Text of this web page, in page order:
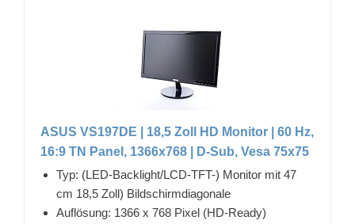
ASUS VS197DE | 18,5 Zoll HD Monitor | 60 Hz,
16:9 TN Panel, 1366x768 | D-Sub, Vesa 75x75
Typ: (LED-Backlight/LCD-TFT-) Monitor mit 47
cm 18,5 Zoll) Bildschirmdiagonale
Auflösung: 1366 x 768 Pixel (HD-Ready)